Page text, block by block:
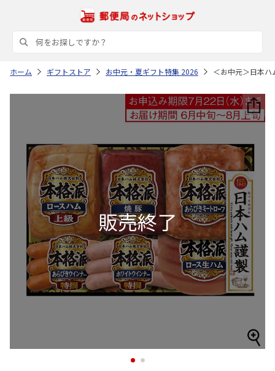
ホーム ギフトストア お中元・夏ギフト特集 2026 ＜お中元＞日本
1 2